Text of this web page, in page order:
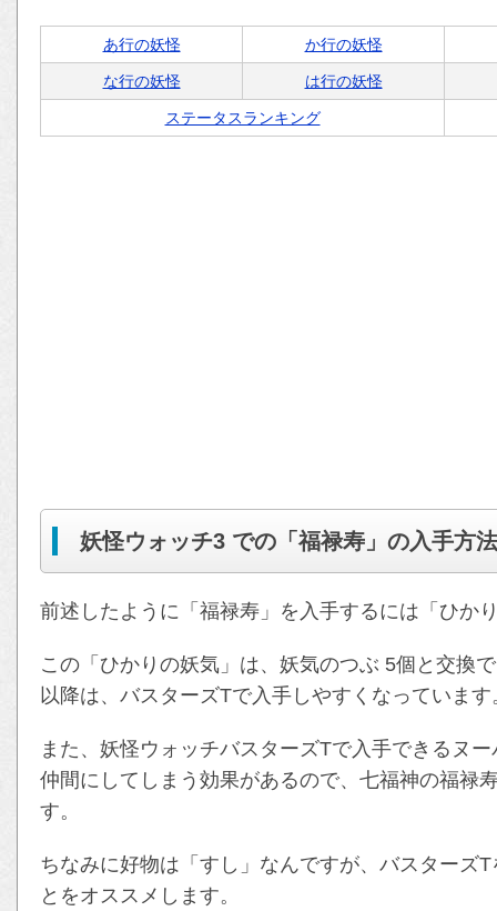
あ行の妖怪 か行の妖怪
な行の妖怪 は行の妖怪
ステータスランキング
妖怪ウォッチ3 での「福禄寿」の入手方法
前述したように「福禄寿」を入手するには「ひか
この「ひかりの妖気」は、妖気のつぶ 5個と交換
以降は、バスターズTで入手しやすくなっています
また、妖怪ウォッチバスターズTで入手できるヌ
仲間にしてしまう効果があるので、七福神の福禄
す。
ちなみに好物は「すし」なんですが、バスターズ
とをオススメします。